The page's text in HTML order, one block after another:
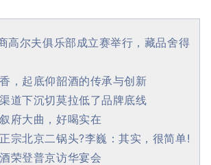
高尔夫俱乐部成立赛举行，藏品舍得
，起底仰韶酒的传承与创新
道下沉切莫拉低了品牌底线
府大曲，好喝实在
宗北京二锅头?李巍：其实，很简单!
荣登普京访华宴会